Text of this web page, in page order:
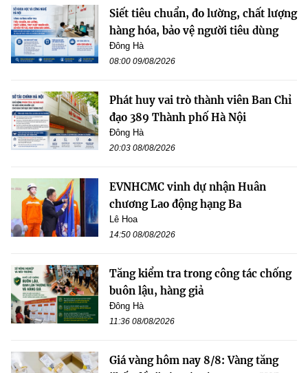
Siết tiêu chuẩn, đo lường, chất lượng
hàng hóa, bảo vệ người tiêu dùng
Đông Hà
08:00 09/08/2026
Phát huy vai trò thành viên Ban Chỉ
đạo 389 Thành phố Hà Nội
Đông Hà
20:03 08/08/2026
EVNHCMC vinh dự nhận Huân
chương Lao động hạng Ba
Lê Hoa
14:50 08/08/2026
Tăng kiểm tra trong công tác chống
buôn lậu, hàng giả
Đông Hà
11:36 08/08/2026
Giá vàng hôm nay 8/8: Vàng tăng